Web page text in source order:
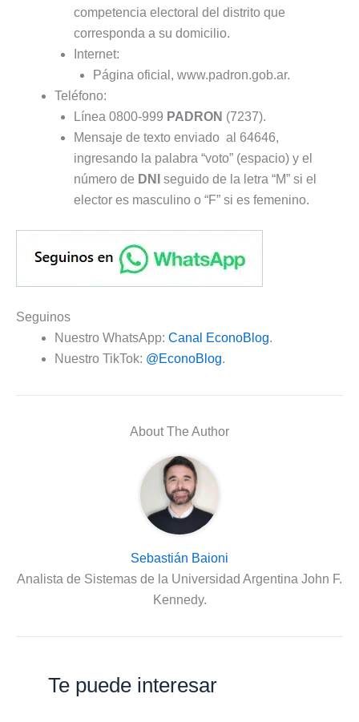
competencia electoral del distrito que
corresponda a su domicilio.
Internet:
Página oficial, www.padron.gob.ar.
Teléfono:
Línea 0800-999 PADRON (7237).
Mensaje de texto enviado al 64646,
ingresando la palabra “voto” (espacio) y el
número de DNI
seguido de la letra “M” si el
elector es masculino o “F” si es femenino.
Seguinos
Nuestro WhatsApp: Canal EconoBlog.
Nuestro TikTok: @EconoBlog.
About The Author
Sebastián Baioni
Analista de Sistemas de la Universidad Argentina John F.
Kennedy.
Te puede interesar